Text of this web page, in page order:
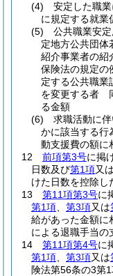
(4)
安定した職
に規定する就業
(5)
公共職業安
定地方公共団体
紹介事業者の紹
保険法の規定の
定する公共職業
を変更する者
る金額
(6)
求職活動に
かに該当する
動支援費の額に
12
前項第3号に掲
日数及び第1項又は
けた日数を控除し
13
第11項第3号に
第1項
第3項又は
給があった金額に
による退職手当の
14
第11項第4号に
第1項
第3項又は
険法第56条の3第